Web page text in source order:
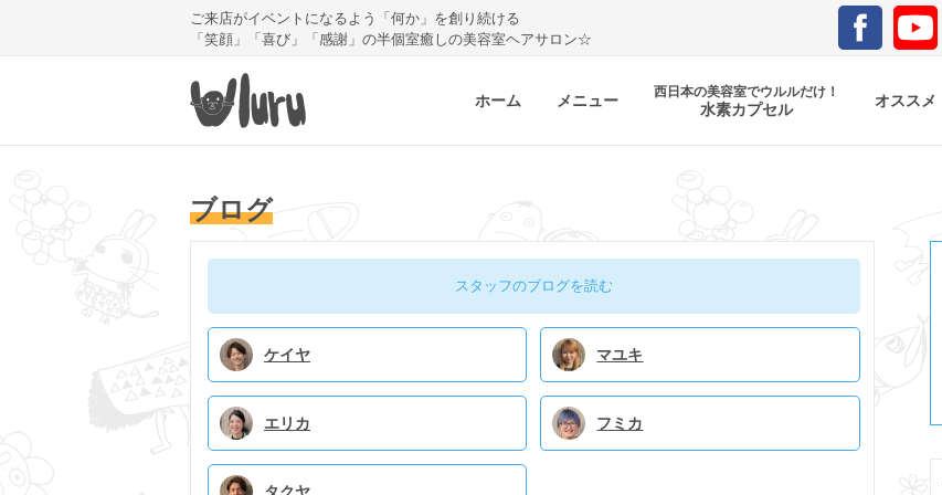
ご来店がイベントになるよう「何か」を創り続ける
「笑顔」「喜び」「感謝」の半個室癒しの美容室ヘアサロン☆
ホーム メニュー 西日本の美容室でウルルだけ！
水素カプセル オススメ
ブログ
スタッフのブログを読む
ケイヤ マユキ
エリカ フミカ